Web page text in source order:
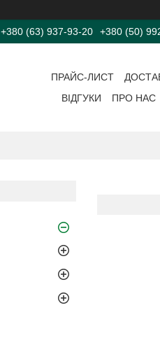
+380 (63) 937-93-20 +380 (50)
ПРАЙС-ЛИСТ
ВІДГУКИ
ПРО НАС